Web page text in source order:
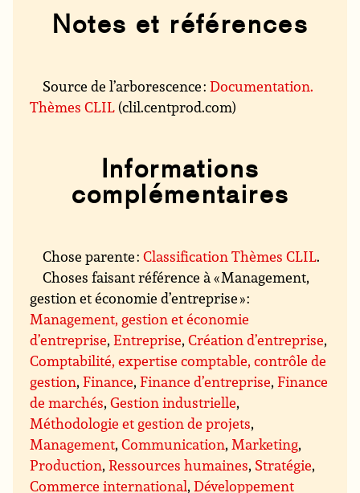
Notes et références
Source de l’arborescence :Documentation.
Thèmes CLIL (clil.centprod.com)
Informations
complémentaires
Chose parente :Classification Thèmes CLIL.
Choses faisant référence à « Management,
gestion et économie d’entreprise » :
Management, gestion et économie
d’entreprise,Entreprise,Création d’entreprise,
Comptabilité, expertise comptable, contrôle de
gestion,Finance,Finance d’entreprise,Finance
de marchés,Gestion industrielle,
Méthodologie et gestion de projets,
Management,Communication, Marketing,
Production,Ressources humaines, Stratégie,
Commerce international,Développement